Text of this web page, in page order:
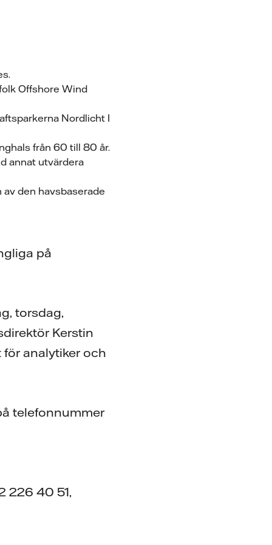
Offshore Wind
Nordlicht I
från 60 till 80 år.
annat utvärdera
den havsbaserade
på
torsdag,
Kerstin
analytiker och
telefonnummer
226 40 51,